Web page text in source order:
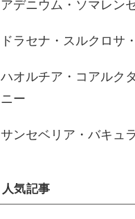
アデニウム・ソマレン
ドラセナ・スルクロサ
ハオルチア・コアルク
ニー
サンセベリア・バキュ
人気記事